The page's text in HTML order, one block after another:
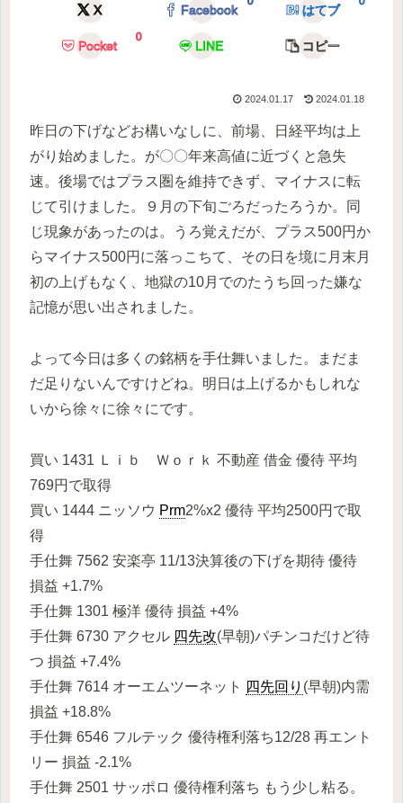
X Facebook はてブ
Pocket
0
LINE コピー
2024.01.17 2024.01.18
昨日の下げなどお構いなしに、前場、日経平均は上
がり始めました。が〇〇年来高値に近づくと急失
速。後場ではプラス圏を維持できず、マイナスに転
じて引けました。９月の下旬ごろだったろうか。同
じ現象があったのは。うろ覚えだが、プラス500円か
らマイナス500円に落っこちて、その日を境に月末月
初の上げもなく、地獄の10月でのたうち回った嫌な
記憶が思い出されました。
よって今日は多くの銘柄を手仕舞いました。まだま
だ足りないんですけどね。明日は上げるかもしれな
いから徐々に徐々にです。
買い 1431 Ｌｉｂ Ｗｏｒｋ 不動産 借金 優待 平均
769円で取得
買い 1444 ニッソウ Prm2%x2 優待 平均2500円で取
得
手仕舞 7562 安楽亭 11/13決算後の下げを期待 優待
損益 +1.7%
手仕舞 1301 極洋 優待 損益 +4%
手仕舞 6730 アクセル 四先改(早朝)パチンコだけど待
つ 損益 +7.4%
手仕舞 7614 オーエムツーネット
四先回り (早朝)内需
損益 +18.8%
手仕舞 6546 フルテック 優待権利落ち12/28 再エント
リー 損益 -2.1%
手仕舞 2501 サッポロ 優待権利落ち もう少し粘る。